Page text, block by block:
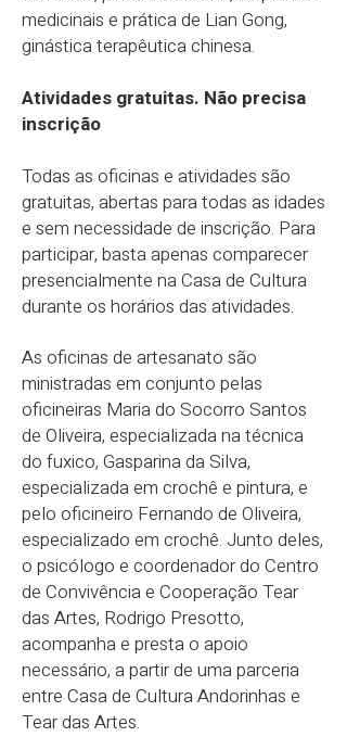
medicinais e prática de Lian Gong,
ginástica terapêutica chinesa.
Atividades gratuitas. Não precisa
inscrição
Todas as oficinas e atividades são
gratuitas, abertas para todas as idades
e sem necessidade de inscrição. Para
participar, basta apenas comparecer
presencialmente na Casa de Cultura
durante os horários das atividades.
As oficinas de artesanato são
ministradas em conjunto pelas
oficineiras Maria do Socorro Santos
de Oliveira, especializada na técnica
do fuxico, Gasparina da Silva,
especializada em crochê e pintura, e
pelo oficineiro Fernando de Oliveira,
especializado em crochê. Junto deles,
o psicólogo e coordenador do Centro
de Convivência e Cooperação Tear
das Artes, Rodrigo Presotto,
acompanha e presta o apoio
necessário, a partir de uma parceria
entre Casa de Cultura Andorinhas e
Tear das Artes.